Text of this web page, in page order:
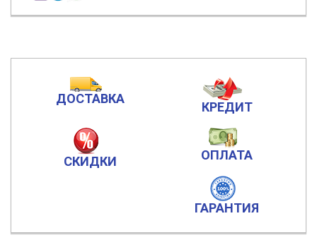
ДОСТАВКА
КРЕДИТ
СКИДКИ ОПЛАТА
ГАРАНТИЯ